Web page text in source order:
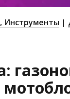
Инструменты